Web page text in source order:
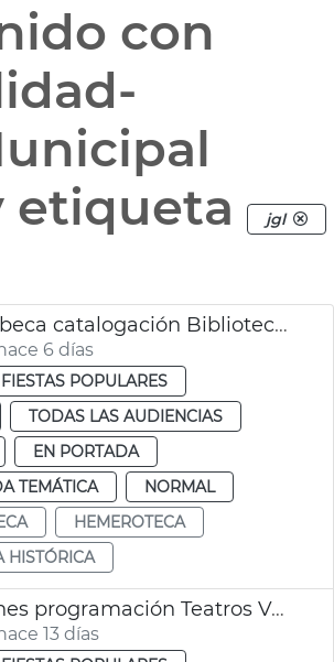
con
etiqueta jgl
Concesión beca catalogación Biblioteca Histórica y Hemeroteca Municipal València
6 días
POPULARES
TODAS LAS AUDIENCIAS
EN PORTADA
TEMÁTICA
NORMAL
HEMEROTECA
HISTÓRICA
Subvenciones programación Teatros València
13 días